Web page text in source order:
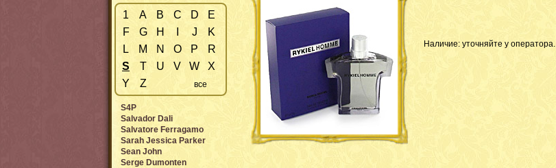
Наличие: уточняйте у оператора.
1 A B C D
E
F
G H J
K
L
M N O P
R
S
T U V W
X
Y
Z все
S4P
Salvador Dali
Salvatore Ferragamo
Sarah Jessica Parker
Sean John
Serge Dumonten